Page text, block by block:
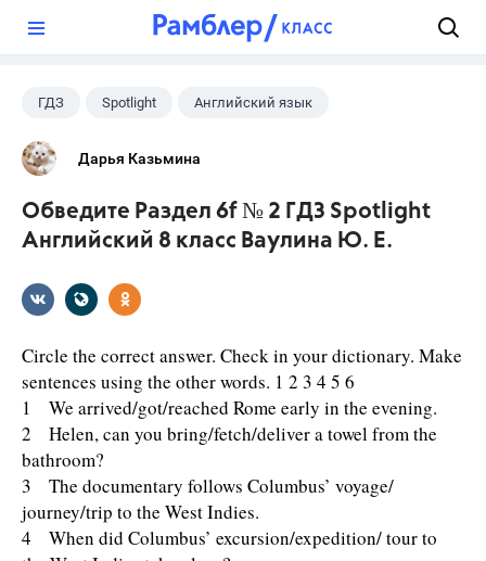
ГДЗ Spotlight Английский язык
8 класс
Дарья Казьмина
Обведите Раздел 6f № 2 ГДЗ Spotlight
Английский 8 класс Ваулина Ю. Е.
Circle the correct answer. Check in your dictionary. Make
sentences using the other words. 1 2 3 4 5 6
1 We arrived/got/reached Rome early in the evening.
2 Helen, can you bring/fetch/deliver a towel from the
bathroom?
3 The documentary follows Columbus’ voyage/
journey/trip to the West Indies.
4 When did Columbus’ excursion/expedition/ tour to